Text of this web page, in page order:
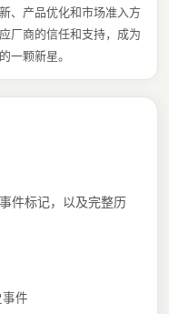
、产品优化和市场准入方
厂商的信任和支持，成为
一颗新星。
件标记，以及完整历
件